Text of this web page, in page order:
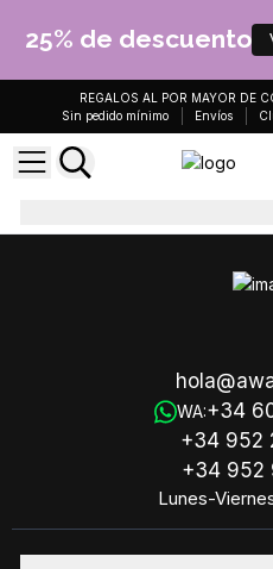
25% de descuento
REGALOS AL POR MAYOR DE
Sin pedido mínimo
Envíos
Jabón Artesanal con Aceite
WA:+34
+34 952
+34 952
Lunes-